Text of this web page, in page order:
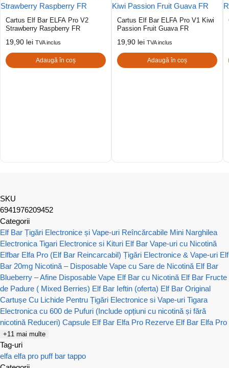
Cartus Elf Bar ELFA Pro V2
Strawberry Raspberry FR
19,90 lei TVA inclus
Adaugă în coș
Cartus Elf Bar ELFA Pro V1 Kiwi
Passion Fruit Guava FR
19,90 lei TVA inclus
Adaugă în coș
SKU
6941976209452
Categorii
Elf Bar Țigări Electronice și Vape-uri Reîncărcabile Mini Narghilea
Electronica Tigari Electronice si Kituri Elf Bar Vape-uri cu Nicotină
Elfbar Elfa Pro (Elf Bar Reincarcabil) Țigări Electronice & Vape-uri Elf
Bar 20mg Nicotină – Disposable Vape cu Sare de Nicotină Elf Bar
Blueberry – Afine Disposable Vape Elf Bar cu Nicotină Elf Bar Fructe
de Padure ( Mixed Berries) Elf Bar Ieftin (oferta) Elf Bar Original
Cartușe Cu Lichide Pentru Țigări Electronice si Vape-uri Tigara
Electronica cu 600 de Pufuri (Include opțiuni cu nicotină și fără
nicotină Reduceri) Capsule Elf Bar Elfa Pro Rezerve Elf Bar Elfa Pro
+11 mai multe
Tag-uri
elfa elfa pro puff bar tappo